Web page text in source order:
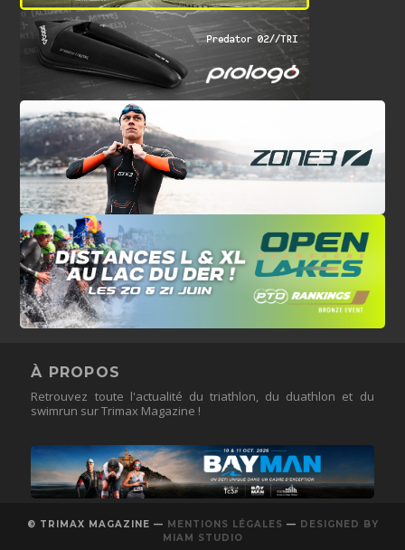
À PROPOS
Retrouvez toute l'actualité du triathlon, du duathlon et du
swimrun sur Trimax Magazine !
© TRIMAX MAGAZINE — MENTIONS LÉGALES — DESIGNED BY
MIAM STUDIO